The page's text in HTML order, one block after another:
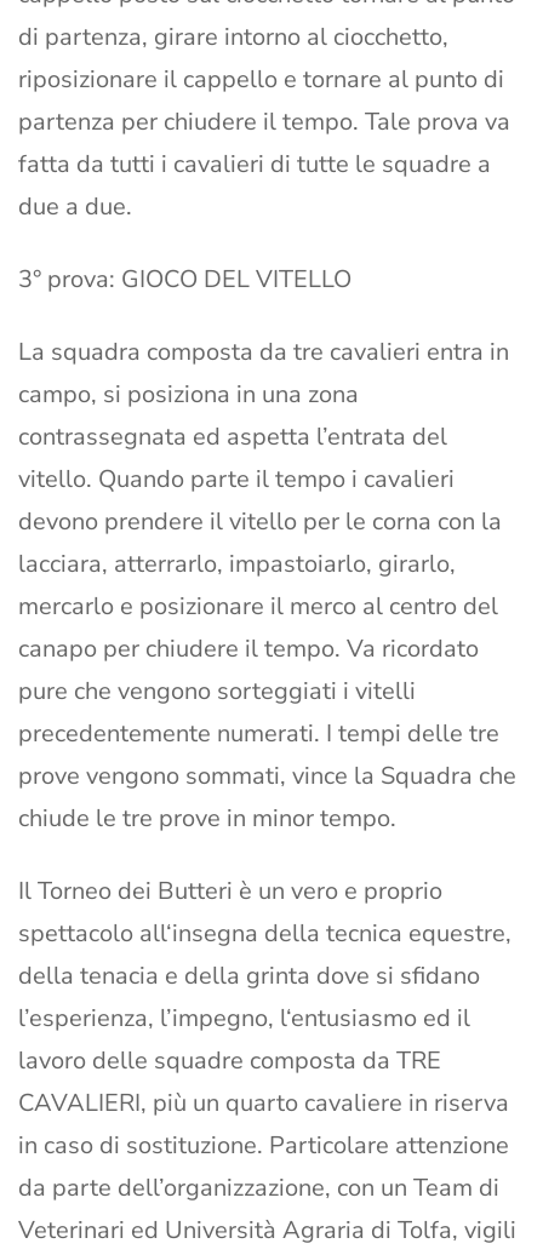
di partenza, girare intorno al ciocchetto,
riposizionare il cappello e tornare al punto di
partenza per chiudere il tempo. Tale prova va
fatta da tutti i cavalieri di tutte le squadre a
due a due.
3° prova: GIOCO DEL VITELLO
La squadra composta da tre cavalieri entra in
campo, si posiziona in una zona
contrassegnata ed aspetta l’entrata del
vitello. Quando parte il tempo i cavalieri
devono prendere il vitello per le corna con la
lacciara, atterrarlo, impastoiarlo, girarlo,
mercarlo e posizionare il merco al centro del
canapo per chiudere il tempo. Va ricordato
pure che vengono sorteggiati i vitelli
precedentemente numerati. I tempi delle tre
prove vengono sommati, vince la Squadra che
chiude le tre prove in minor tempo.
Il Torneo dei Butteri è un vero e proprio
spettacolo all‘insegna della tecnica equestre,
della tenacia e della grinta dove si sfidano
l’esperienza, l’impegno, l‘entusiasmo ed il
lavoro delle squadre composta da TRE
CAVALIERI, più un quarto cavaliere in riserva
in caso di sostituzione. Particolare attenzione
da parte dell’organizzazione, con un Team di
Veterinari ed Università Agraria di Tolfa, vigili